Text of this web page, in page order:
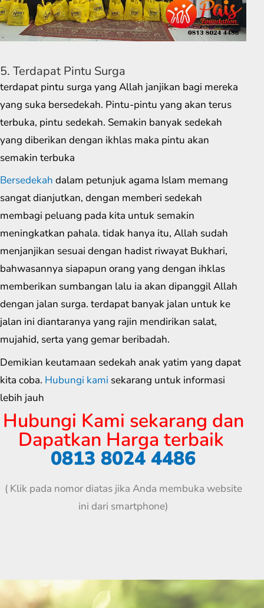
5. Terdapat Pintu Surga
terdapat pintu surga yang Allah janjikan bagi mereka
yang suka bersedekah. Pintu-pintu yang akan terus
terbuka, pintu sedekah. Semakin banyak sedekah
yang diberikan dengan ikhlas maka pintu akan
semakin terbuka
Bersedekah dalam petunjuk agama Islam memang
sangat dianjutkan, dengan memberi sedekah
membagi peluang pada kita untuk semakin
meningkatkan pahala. tidak hanya itu, Allah sudah
menjanjikan sesuai dengan hadist riwayat Bukhari,
bahwasannya siapapun orang yang dengan ihklas
memberikan sumbangan lalu ia akan dipanggil Allah
dengan jalan surga. terdapat banyak jalan untuk ke
jalan ini diantaranya yang rajin mendirikan salat,
mujahid, serta yang gemar beribadah.
Demikian keutamaan sedekah anak yatim yang dapat
kita coba. Hubungi kami sekarang untuk informasi
lebih jauh
Hubungi Kami sekarang dan
Dapatkan Harga terbaik
0813 8024 4486
( Klik pada nomor diatas jika Anda membuka website
ini dari smartphone)